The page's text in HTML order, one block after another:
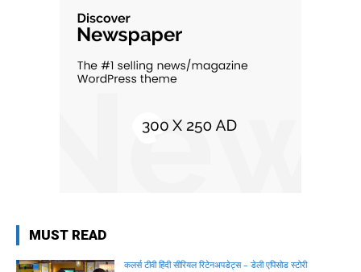
MUST READ
कलर्स टीवी हिंदी सीरियल रिटेनअपडेट्स – डेली एपिसोड स्टोरी